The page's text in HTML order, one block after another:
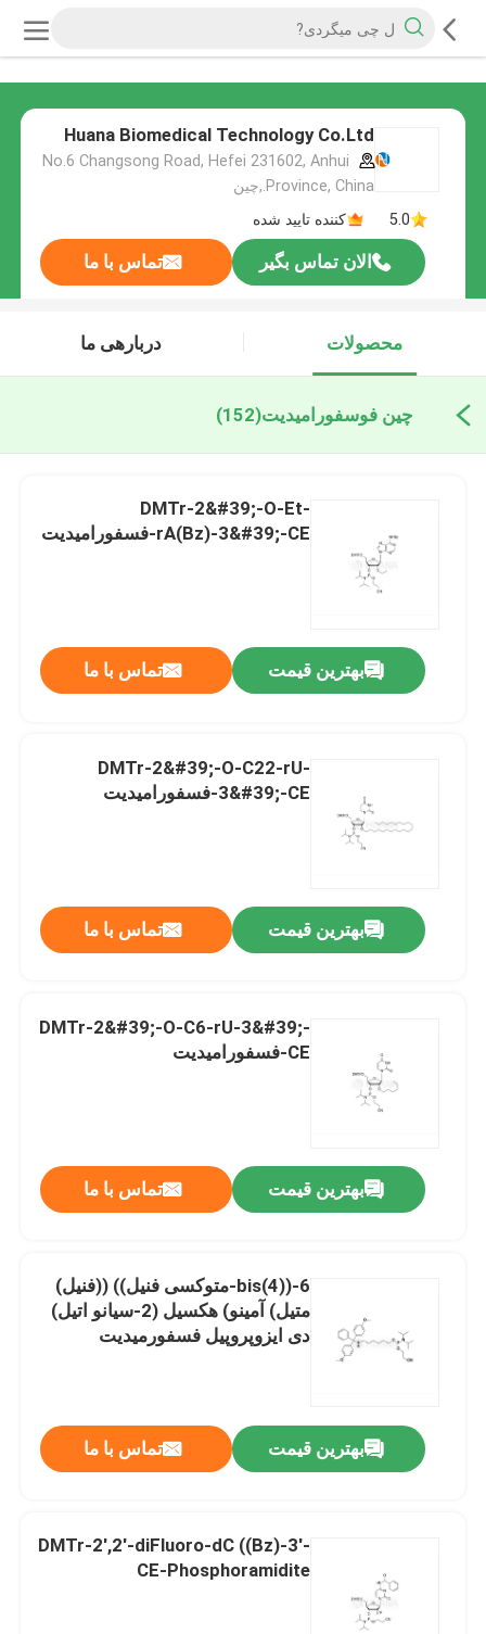
Huana Biomedical Technology Co.Ltd
No.6 Changsong Road, Hefei 231602, Anhui
Province, China.,چین
5.0
کننده تایید شده
الان تماس بگیر تماس با ما
محصولات دربارهی ما
چین فوسفورامیدیت(152)
DMTr-2&#39;-O-Et-
rA(Bz)-3&#39;-CE-فسفورامیدیت
بهترین قیمت تماس با ما
DMTr-2&#39;-O-C22-rU-
3&#39;-CE-فسفورامیدیت
بهترین قیمت تماس با ما
DMTr-2&#39;-O-C6-rU-3&#39;-
CE-فسفورامیدیت
بهترین قیمت تماس با ما
6-((bis(4-متوکسی فنيل)) ((فنیل)
متيل) آمینو) هکسيل (2-سیانو اتیل)
دی ایزوپروپیل فسفورمیدیت
بهترین قیمت تماس با ما
DMTr-2',2'-diFluoro-dC ((Bz)-3'-
CE-Phosphoramidite